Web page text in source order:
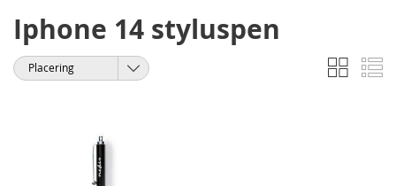
Iphone 14 styluspen
Vis
som
Gitter
Sorter